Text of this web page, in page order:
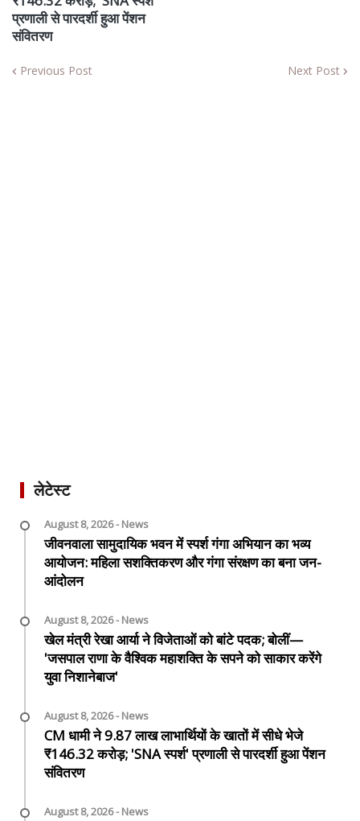
प्रणाली से पारदर्शी हुआ पेंशन
संवितरण
Previous Post Next Post
लेटेस्ट
August 8, 2026 - News
जीवनवाला सामुदायिक भवन में स्पर्श गंगा अभियान का भव्य
आयोजन: महिला सशक्तिकरण और गंगा संरक्षण का बना जन-
आंदोलन
August 8, 2026 - News
खेल मंत्री रेखा आर्या ने विजेताओं को बांटे पदक; बोलीं—
'जसपाल राणा के वैश्विक महाशक्ति के सपने को साकार करेंगे
युवा निशानेबाज'
August 8, 2026 - News
CM धामी ने 9.87 लाख लाभार्थियों के खातों में सीधे भेजे
₹146.32 करोड़; 'SNA स्पर्श' प्रणाली से पारदर्शी हुआ पेंशन
संवितरण
August 8, 2026 - News